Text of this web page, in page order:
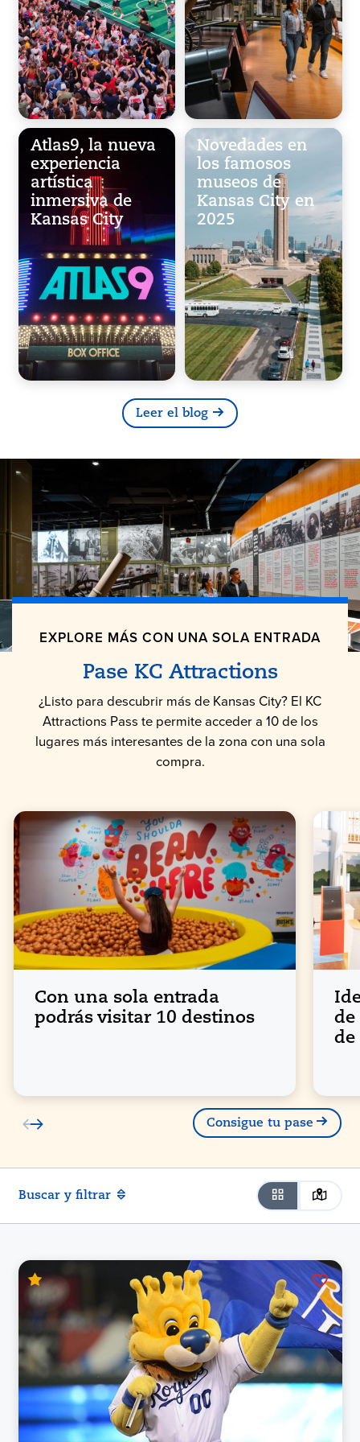
Atlas9, la nueva
experiencia
artística
inmersiva de
Kansas City
Novedades en
los famosos
museos de
Kansas City en
2025
Leer el blog
EXPLORE MÁS CON UNA SOLA ENTRADA
Pase KC Attractions
¿Listo para descubrir más de Kansas City? El KC
Attractions Pass te permite acceder a 10 de los
lugares más interesantes de la zona con una sola
compra.
Con una sola entrada
podrás visitar 10 destinos
de
de
Consigue tu pase
Buscar y filtrar